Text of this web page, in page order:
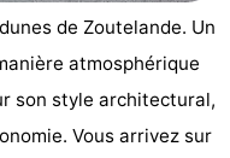
de Zoutelande. Un
atmosphérique
son style architectural,
Vous arrivez sur